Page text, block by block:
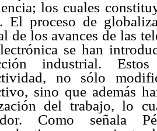
los cuales
El proceso de
de los avances de las
se han
industrial.
no sólo
sino que además
del trabajo, lo
Como señala